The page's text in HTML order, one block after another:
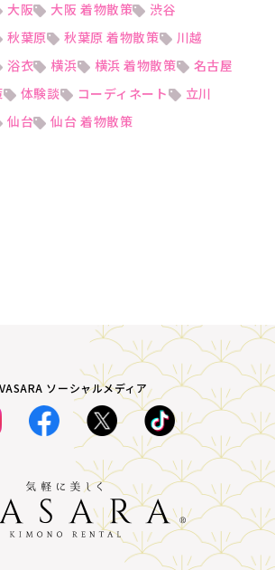
大阪 大阪 着物散策
渋谷
秋葉原 秋葉原 着物散策
川越
浴衣 横浜 横浜 着物散策
名古屋
体験談 コーディネート
立川
仙台 仙台 着物散策
VASARA ソーシャルメディア